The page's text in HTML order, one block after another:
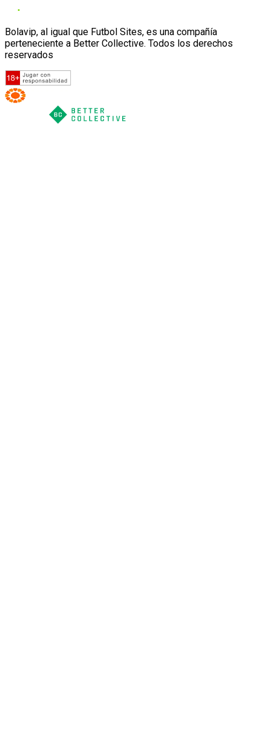
Bolavip, al igual que Futbol Sites, es una compañía
perteneciente a Better Collective. Todos los derechos
reservados